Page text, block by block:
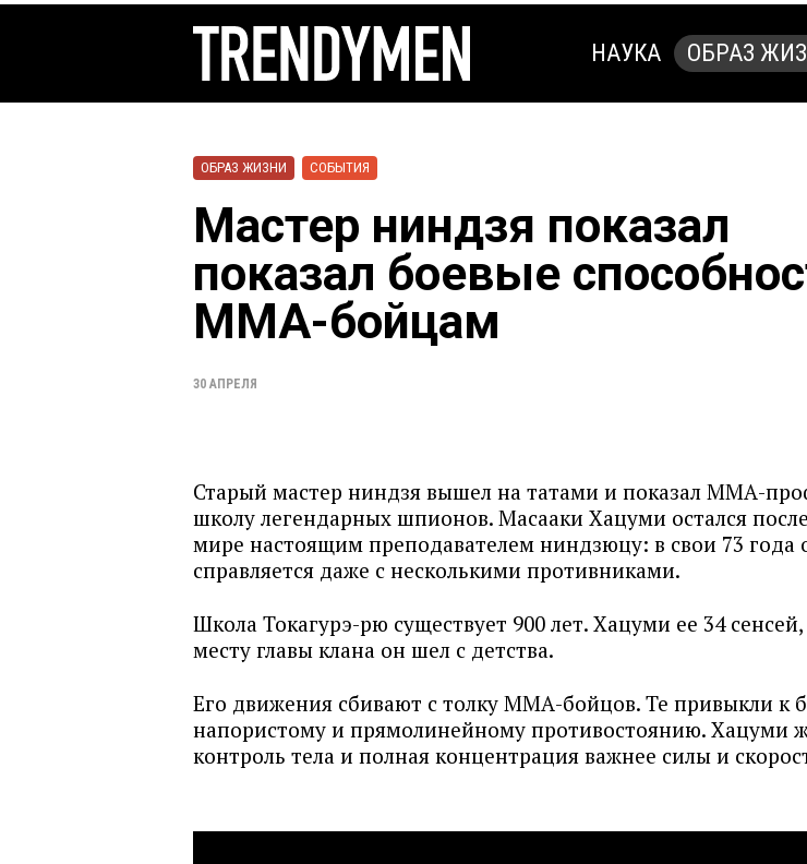
НАУКА ОБРАЗ
ОБРАЗ ЖИЗНИ СОБЫТИЯ
Мастер ниндзя показал
показал боевые
ММА-бойцам
30 АПРЕЛЯ
Старый мастер ниндзя вышел на татами и показал ММА-
школу легендарных шпионов. Масааки Хацуми остался
мире настоящим преподавателем ниндзюцу: в свои 73 года
справляется даже с несколькими противниками.
Школа Токагурэ-рю существует 900 лет. Хацуми ее 34
месту главы клана он шел с детства.
Его движения сбивают с толку ММА-бойцов. Те привыкли к
напористому и прямолинейному противостоянию. Хацуми
контроль тела и полная концентрация важнее силы и